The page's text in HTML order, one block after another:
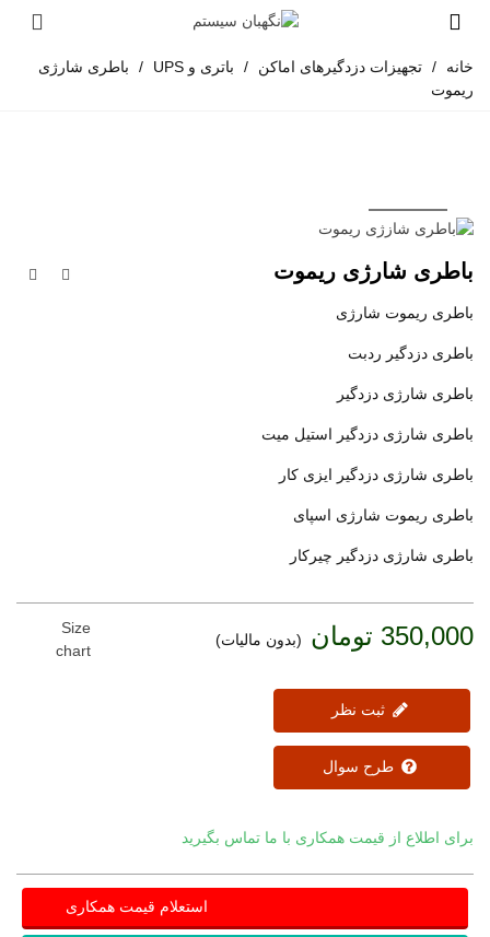
خانه / تجهیزات دزدگیرهای اماکن / باتری و UPS /
باطری شارژی
ریموت
باطری شارژی ریموت
باطری ریموت شارژی
باطری دزدگیر ردبت
باطری شارژی دزدگیر
باطری شارژی دزدگیر استیل میت
باطری شارژی دزدگیر ایزی کار
باطری ریموت شارژی اسپای
باطری شارژی دزدگیر چیرکار
350,000 تومان (بدون مالیات)
ثبت نظر
طرح سوال
Size
chart
برای اطلاع از قیمت همکاری با ما تماس بگیرید
استعلام قیمت همکاری